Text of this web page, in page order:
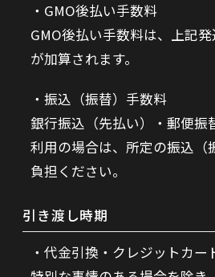
GMO後払い手数料
GMO後払い手数料は、上記
が加算されます。
振込（振替）手数料
銀行振込（先払い）・郵便振
利用の場合は、所定の振込（
負担ください。
引き渡し時期
代金引換・クレジットカー